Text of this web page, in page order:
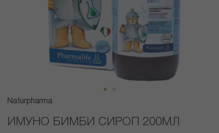
Преминете
началото
Naturpharma
ИМУНО БИМБИ СИРОП 200МЛ